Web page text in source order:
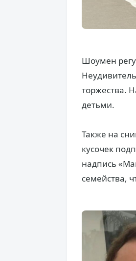
Шоумен
торжества.
детьми.
Также на
кусочек
надпись
семейства,